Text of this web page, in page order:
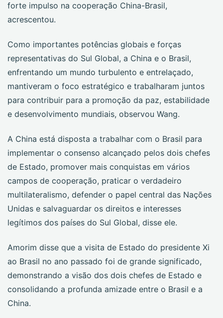
forte impulso na cooperação China-Brasil,
acrescentou.
Como importantes potências globais e forças
representativas do Sul Global, a China e o Brasil,
enfrentando um mundo turbulento e entrelaçado,
mantiveram o foco estratégico e trabalharam juntos
para contribuir para a promoção da paz, estabilidade
e desenvolvimento mundiais, observou Wang.
A China está disposta a trabalhar com o Brasil para
implementar o consenso alcançado pelos dois chefes
de Estado, promover mais conquistas em vários
campos de cooperação, praticar o verdadeiro
multilateralismo, defender o papel central das Nações
Unidas e salvaguardar os direitos e interesses
legítimos dos países do Sul Global, disse ele.
Amorim disse que a visita de Estado do presidente Xi
ao Brasil no ano passado foi de grande significado,
demonstrando a visão dos dois chefes de Estado e
consolidando a profunda amizade entre o Brasil e a
China.